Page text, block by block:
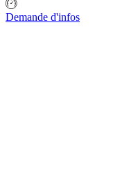
Demande d'infos